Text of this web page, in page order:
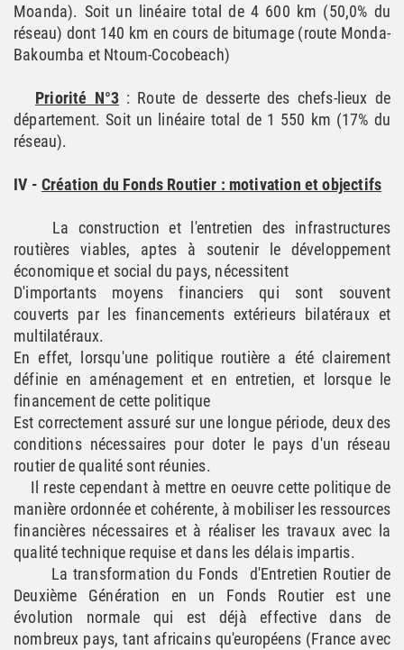
Moanda). Soit un linéaire total de 4 600 km (50,0% du
réseau) dont 140 km en cours de bitumage (route Monda-
Bakoumba et Ntoum-Cocobeach)
Priorité N°3 : Route de desserte des chefs-lieux de
département. Soit un linéaire total de 1 550 km (17% du
réseau).
IV - Création du Fonds Routier : motivation et objectifs
La construction et l'entretien des infrastructures
routières viables, aptes à soutenir le développement
économique et social du pays, nécessitent
D'importants moyens financiers qui sont souvent
couverts par les financements extérieurs bilatéraux et
multilatéraux.
En effet, lorsqu'une politique routière a été clairement
définie en aménagement et en entretien, et lorsque le
financement de cette politique
Est correctement assuré sur une longue période, deux des
conditions nécessaires pour doter le pays d'un réseau
routier de qualité sont réunies.
Il reste cependant à mettre en oeuvre cette politique de
manière ordonnée et cohérente, à mobiliser les ressources
financières nécessaires et à réaliser les travaux avec la
qualité technique requise et dans les délais impartis.
La transformation du Fonds d'Entretien Routier de
Deuxième Génération en un Fonds Routier est une
évolution normale qui est déjà effective dans de
nombreux pays, tant africains qu'européens (France avec